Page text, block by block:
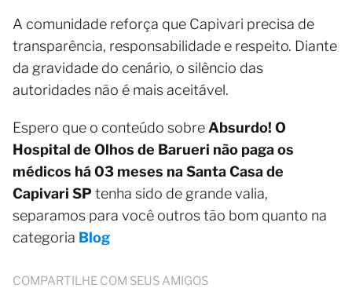
A comunidade reforça que Capivari precisa de
transparência, responsabilidade e respeito. Diante
da gravidade do cenário, o silêncio das
autoridades não é mais aceitável.
Espero que o conteúdo sobre Absurdo! O
Hospital de Olhos de Barueri não paga os
médicos há 03 meses na Santa Casa de
Capivari SPtenha sido de grande valia,
separamos para você outros tão bom quanto na
categoria Blog
COMPARTILHE COM SEUS AMIGOS